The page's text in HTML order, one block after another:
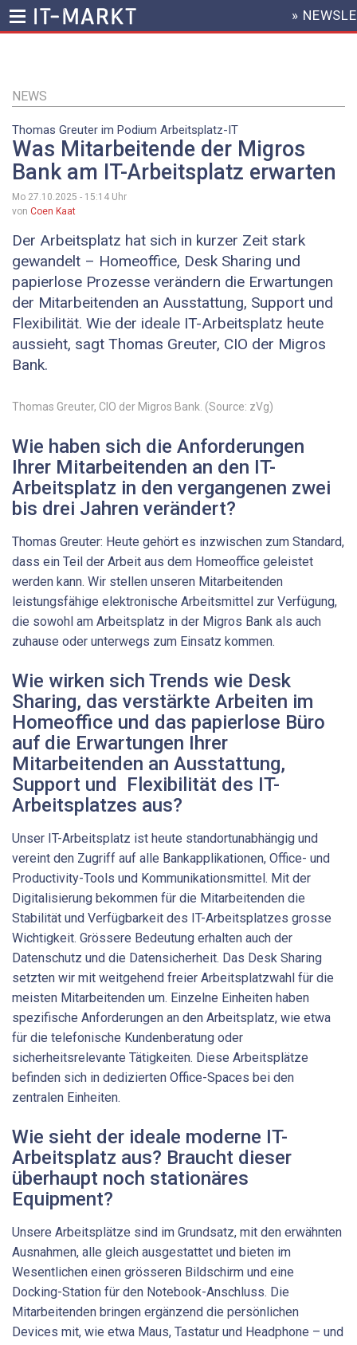
Inhalt
HEADER
MENU
»
NEWS
Thomas Greuter im Podium Arbeitsplatz-IT
Was Mitarbeitende der Migros
Bank am IT-Arbeitsplatz erwarten
Mo 27.10.2025 - 15:14 Uhr
von Coen Kaat
Der Arbeitsplatz hat sich in kurzer Zeit stark
gewandelt – Homeoffice, Desk Sharing und
papierlose Prozesse verändern die Erwartungen
der Mitarbeitenden an Ausstattung, Support und
Flexibilität. Wie der ideale IT-Arbeitsplatz heute
aussieht, sagt Thomas Greuter, CIO der Migros
Bank.
Thomas Greuter, CIO der Migros Bank. (Source: zVg)
Wie haben sich die Anforderungen
Ihrer Mitarbeitenden an den ­IT-
Arbeitsplatz in den vergangenen zwei
bis drei Jahren verändert?
Thomas Greuter: Heute gehört es inzwischen zum Standard,
dass ein Teil der Arbeit aus dem Homeoffice geleistet
werden kann. Wir stellen unseren Mitarbeitenden
leistungsfähige elektronische Arbeitsmittel zur Verfügung,
die sowohl am Arbeitsplatz in der Migros Bank als auch
zuhause oder unterwegs zum Einsatz kommen.
Wie wirken sich Trends wie Desk
Sharing, das verstärkte Arbeiten im
Homeoffice und das papierlose Büro
auf die Erwartungen Ihrer
Mitarbeitenden an Ausstattung,
Support und Flexibilität des IT-
Arbeitsplatzes aus?
Unser IT-Arbeitsplatz ist heute standortunabhängig und
vereint den Zugriff auf alle Bankapplikationen, Office- und
Productivity-Tools und Kommunikationsmittel. Mit der
Digitalisierung bekommen für die Mitarbeitenden die
Stabilität und Verfügbarkeit des IT-Arbeitsplatzes ­grosse
Wichtigkeit. Grössere Bedeutung erhalten auch der
Datenschutz und die Datensicherheit. Das Desk Sharing
setzten wir mit weitgehend freier Arbeitsplatzwahl für die
meisten Mitarbeitenden um. Einzelne Einheiten haben
spezifische Anforderungen an den Arbeitsplatz, wie etwa
für die telefonische Kundenberatung oder
sicherheitsrelevante Tätigkeiten. Diese Arbeitsplätze
befinden sich in dedizierten Office-Spaces bei den
zentralen Einheiten.
Wie sieht der ideale moderne IT-
Arbeitsplatz aus? Braucht dieser
überhaupt noch stationäres
Equipment?
Unsere Arbeitsplätze sind im Grundsatz, mit den erwähnten
Ausnahmen, alle gleich ausgestattet und bieten im
Wesentlichen einen grös­seren Bildschirm und eine
Docking-Station für den Notebook-Anschluss. Die
Mitarbeitenden bringen ergänzend die persönlichen
Devices mit, wie etwa Maus, Tastatur und Headphone – und